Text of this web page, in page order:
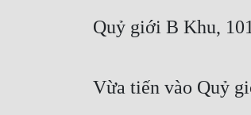
Quỷ giới B Khu,
Vừa tiến vào Quỷ